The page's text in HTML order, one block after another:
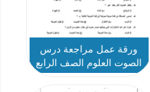
ورقة عمل مراجعة درس
الصوت العلوم الصف الرابع